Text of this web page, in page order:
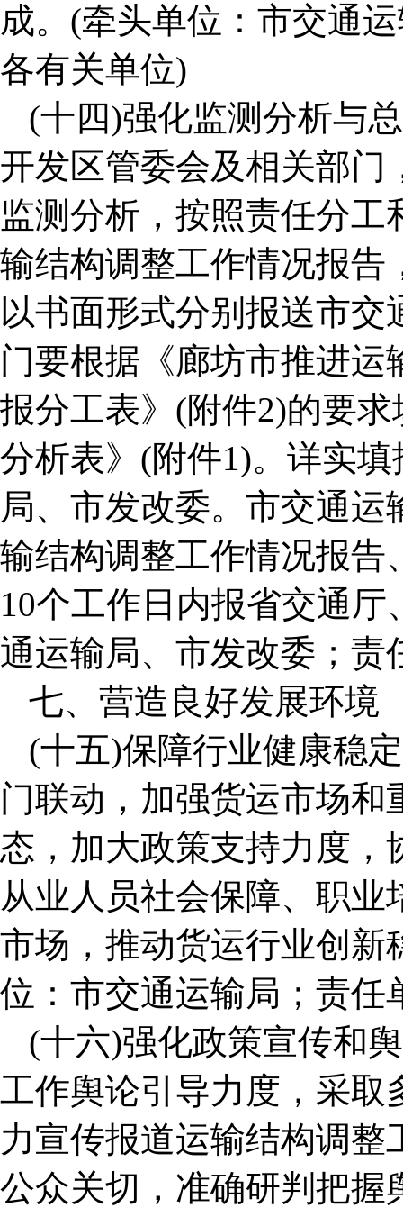
成。(牵头单位：市交通
各有关单位)
(十四)强化监测分析与
开发区管委会及相关部门
监测分析，按照责任分
输结构调整工作情况报告
以书面形式分别报送市
门要根据《廊坊市推进
报分工表》(附件2)的要
分析表》(附件1)。详实
局、市发改委。市交通
输结构调整工作情况报告
10个工作日内报省交通
通运输局、市发改委；责
七、营造良好发展环境
(十五)保障行业健康稳
门联动，加强货运市场
态，加大政策支持力度，
从业人员社会保障、职
市场，推动货运行业创新
位：市交通运输局；责任
(十六)强化政策宣传和
工作舆论引导力度，采取
力宣传报道运输结构调
公众关切，准确研判把握